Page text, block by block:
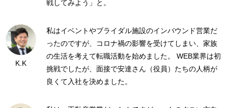
戦してみよう」と。
K.K
私はイベントやブライダル施設のインバウンド営業だ
ったのですが、コロナ禍の影響を受けてしまい、家族
の生活を考えて転職活動を始めました。 WEB業界は初
挑戦でしたが、面接で安達さん（役員）たちの人柄が
良くて入社を決めました。